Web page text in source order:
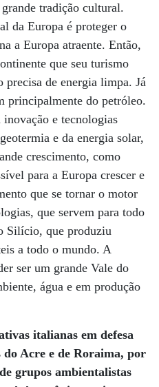
tradição cultural.
da Europa é proteger o
a Europa atraente. Então,
que seu turismo
de energia limpa. Já
principalmente do petróleo.
inovação e tecnologias
e da energia solar,
crescimento, como
para a Europa crescer e
que se tornar o motor
que servem para todo
Silício, que produziu
a todo o mundo. A
ser um grande Vale do
água e em produção
italianas em defesa
do Acre e de Roraima, por
grupos ambientalistas